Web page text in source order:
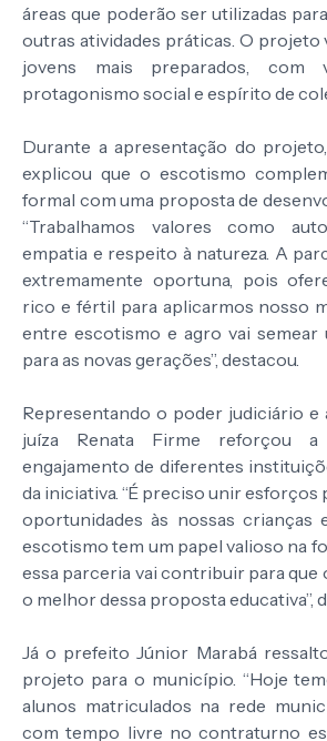
áreas que poderão ser utilizadas
outras atividades práticas. O projeto
jovens mais preparados, com
protagonismo social e espírito de
Durante a apresentação do
explicou que o escotismo
formal com uma proposta de
“Trabalhamos valores como
empatia e respeito à natureza. A
extremamente oportuna, pois
rico e fértil para aplicarmos nosso
entre escotismo e agro vai
para as novas gerações”, destacou.
Representando o poder judiciário e
juíza Renata Firme reforçou a
engajamento de diferentes
da iniciativa. “É preciso unir esforços
oportunidades às nossas crianças
escotismo tem um papel valioso na
essa parceria vai contribuir para que
o melhor dessa proposta educativa”,
Já o prefeito Júnior Marabá
projeto para o município. “Hoje
alunos matriculados na rede
com tempo livre no contraturno